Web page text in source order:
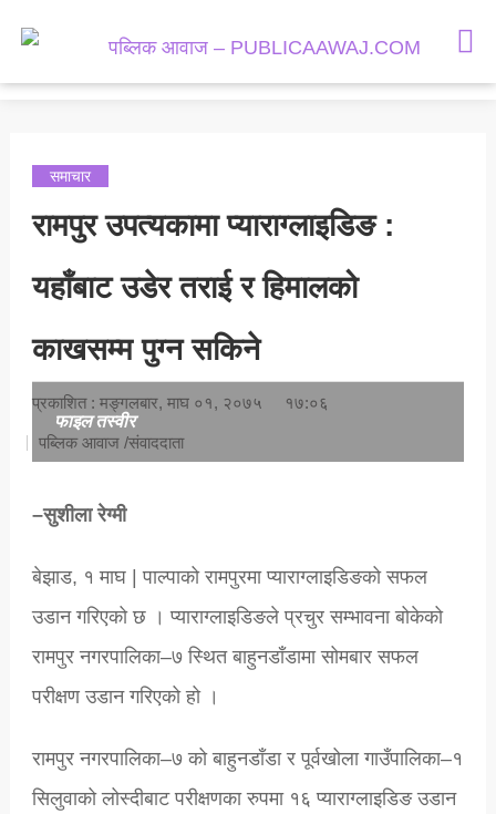
समाचार
समाज
अर्थतन्त्र
राशिफल
समाचार
रामपुर उपत्यकामा प्याराग्लाइडिङ :
यहाँबाट उडेर तराई र हिमालको
काखसम्म पुग्न सकिने
प्रकाशित : मङ्गलबार, माघ ०१, २०७५ १७:०६
पब्लिक आवाज /संवाददाता
फाइल तस्वीर
–सुशीला रेग्मी
बेझाड, १ माघ | पाल्पाको रामपुरमा प्याराग्लाइडिङको सफल
उडान गरिएको छ । प्याराग्लाइडिङले प्रचुर सम्भावना बोकेको
रामपुर नगरपालिका–७ स्थित बाहुनडाँडामा सोमबार सफल
परीक्षण उडान गरिएको हो ।
रामपुर नगरपालिका–७ को बाहुनडाँडा र पूर्वखोला गाउँपालिका–१
सिलुवाको लोस्दीबाट परीक्षणका रुपमा १६ प्याराग्लाइडिङ उडान